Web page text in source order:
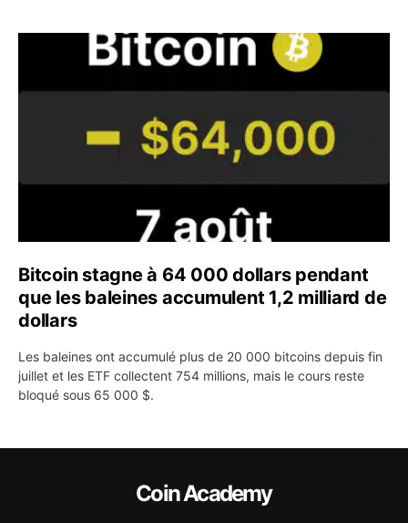
Bitcoin stagne à 64 000 dollars pendant que les
Bitcoin stagne à 64 000 dollars pendant
que les baleines accumulent 1,2 milliard de
dollars
Les baleines ont accumulé plus de 20 000 bitcoins depuis fin
juillet et les ETF collectent 754 millions, mais le cours reste
bloqué sous 65 000 $.
Coin Academy